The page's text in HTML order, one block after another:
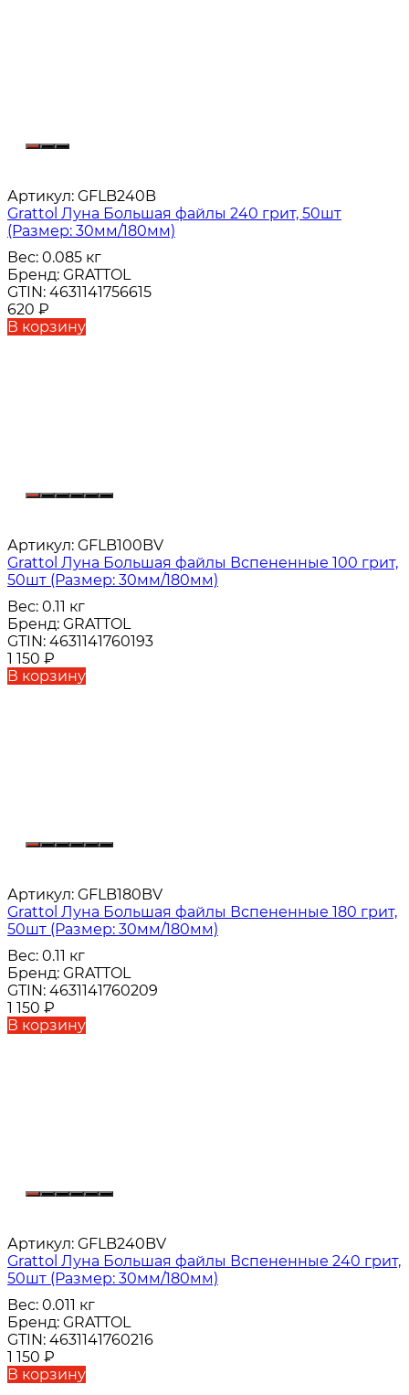
Артикул: GFLB240B
Grattol Луна Большая файлы 240 грит, 50шт
(Размер: 30мм/180мм)
Вес: 0.085 кг
Бренд: GRATTOL
GTIN: 4631141756615
620 ₽
В корзину
Артикул: GFLB100BV
Grattol Луна Большая файлы Вспененные 100 грит,
50шт (Размер: 30мм/180мм)
Вес: 0.11 кг
Бренд: GRATTOL
GTIN: 4631141760193
1 150 ₽
В корзину
Артикул: GFLB180BV
Grattol Луна Большая файлы Вспененные 180 грит,
50шт (Размер: 30мм/180мм)
Вес: 0.11 кг
Бренд: GRATTOL
GTIN: 4631141760209
1 150 ₽
В корзину
Артикул: GFLB240BV
Grattol Луна Большая файлы Вспененные 240 грит,
50шт (Размер: 30мм/180мм)
Вес: 0.011 кг
Бренд: GRATTOL
GTIN: 4631141760216
1 150 ₽
В корзину